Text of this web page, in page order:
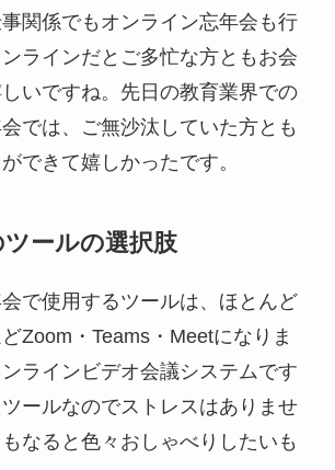
関係でもオンライン忘年会も行
ラインだとご多忙な方ともお会
いですね。先日の教育業界での
では、ご無沙汰していた方とも
できて嬉しかったです。
ールの選択肢
で使用するツールは、ほとんど
Zoom・Teams・Meetになりま
ラインビデオ会議システムです
ールなのでストレスはありませ
なると色々おしゃべりしたいも